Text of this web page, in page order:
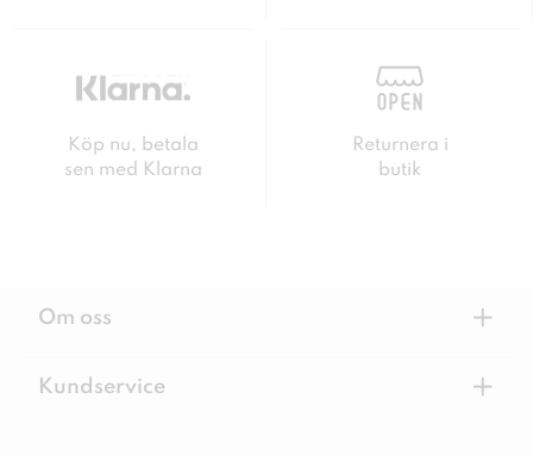
Köp nu, betala
sen med Klarna
Returnera i
butik
Om oss +
Kundservice +